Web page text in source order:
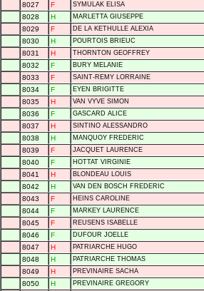
8027
F SYMULAK ELISA
8028
H MARLETTA GIUSEPPE
8029
F DE LA KETHULLE ALEXIA
8030
H POURTOIS BRIEUC
8031
H THORNTON GEOFFREY
8032
F BURY MELANIE
8033
F SAINT-REMY LORRAINE
8034
F EYEN BRIGITTE
8035
H VAN VYVE SIMON
8036
F GASCARD ALICE
8037
H SINTINO ALESSANDRO
8038
H MANQUOY FREDERIC
8039
F JACQUET LAURENCE
8040
F HOTTAT VIRGINIE
8041
H BLONDEAU LOUIS
8042
H VAN DEN BOSCH FREDERIC
8043
F HEINS CAROLINE
8044
F MARKEY LAURENCE
8045
F REUSENS ISABELLE
8046
F DUFOUR JOELLE
8047
H PATRIARCHE HUGO
8048
H PATRIARCHE THOMAS
8049
H PREVINAIRE SACHA
8050
H PREVINAIRE GREGORY